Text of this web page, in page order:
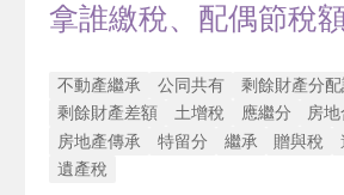
拿誰繳稅、配偶節稅
不動產繼承 公同共有
剩餘財產分
剩餘財產差額
土增稅 應繼分
房
房地產傳承
特留分 繼承 贈與稅
遺產稅